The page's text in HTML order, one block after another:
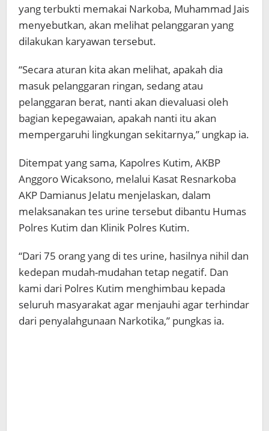
yang terbukti memakai Narkoba, Muhammad Jais
menyebutkan, akan melihat pelanggaran yang
dilakukan karyawan tersebut.
“Secara aturan kita akan melihat, apakah dia
masuk pelanggaran ringan, sedang atau
pelanggaran berat, nanti akan dievaluasi oleh
bagian kepegawaian, apakah nanti itu akan
mempergaruhi lingkungan sekitarnya,” ungkap ia.
Ditempat yang sama, Kapolres Kutim, AKBP
Anggoro Wicaksono, melalui Kasat Resnarkoba
AKP Damianus Jelatu menjelaskan, dalam
melaksanakan tes urine tersebut dibantu Humas
Polres Kutim dan Klinik Polres Kutim.
“Dari 75 orang yang di tes urine, hasilnya nihil dan
kedepan mudah-mudahan tetap negatif. Dan
kami dari Polres Kutim menghimbau kepada
seluruh masyarakat agar menjauhi agar terhindar
dari penyalahgunaan Narkotika,” pungkas ia.